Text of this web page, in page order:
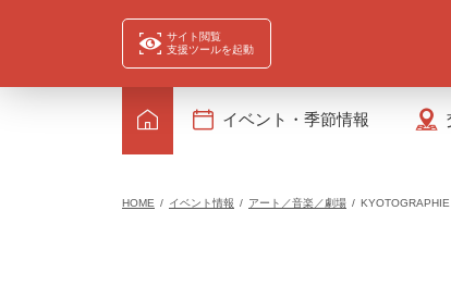
サイト閲覧
支援ツールを起動
イベント・季節情報
HOME イベント情報 アート／音楽／劇場